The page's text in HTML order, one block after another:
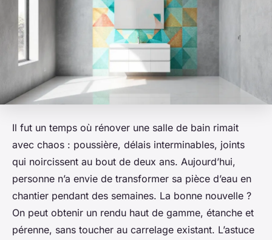
Il fut un temps où rénover une salle de bain rimait
avec chaos : poussière, délais interminables, joints
qui noircissent au bout de deux ans. Aujourd’hui,
personne n’a envie de transformer sa pièce d’eau en
chantier pendant des semaines. La bonne nouvelle ?
On peut obtenir un rendu haut de gamme, étanche et
pérenne, sans toucher au carrelage existant. L’astuce